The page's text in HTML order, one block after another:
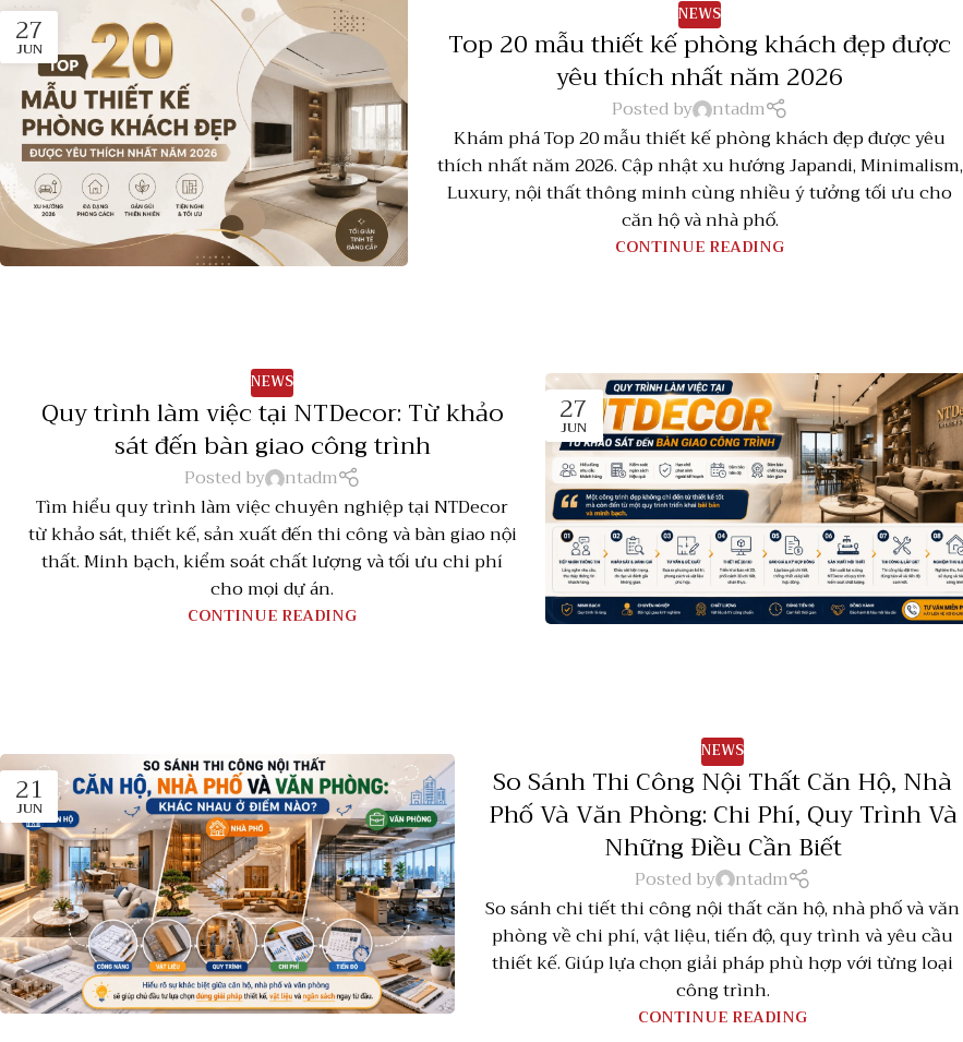
27
JUN
NEWS
Top 20 mẫu thiết kế phòng khách đẹp được
yêu thích nhất năm 2026
Posted by
ntadm
Khám phá Top 20 mẫu thiết kế phòng khách đẹp được yêu
thích nhất năm 2026. Cập nhật xu hướng Japandi, Minimalism,
Luxury, nội thất thông minh cùng nhiều ý tưởng tối ưu cho
căn hộ và nhà phố.
CONTINUE READING
27
JUN
NEWS
Quy trình làm việc tại NTDecor: Từ khảo
sát đến bàn giao công trình
Posted by
ntadm
Tìm hiểu quy trình làm việc chuyên nghiệp tại NTDecor
từ khảo sát, thiết kế, sản xuất đến thi công và bàn giao nội
thất. Minh bạch, kiểm soát chất lượng và tối ưu chi phí
cho mọi dự án.
CONTINUE READING
21
JUN
NEWS
So Sánh Thi Công Nội Thất Căn Hộ, Nhà
Phố Và Văn Phòng: Chi Phí, Quy Trình Và
Những Điều Cần Biết
Posted by
ntadm
So sánh chi tiết thi công nội thất căn hộ, nhà phố và văn
phòng về chi phí, vật liệu, tiến độ, quy trình và yêu cầu
thiết kế. Giúp lựa chọn giải pháp phù hợp với từng loại
công trình.
CONTINUE READING